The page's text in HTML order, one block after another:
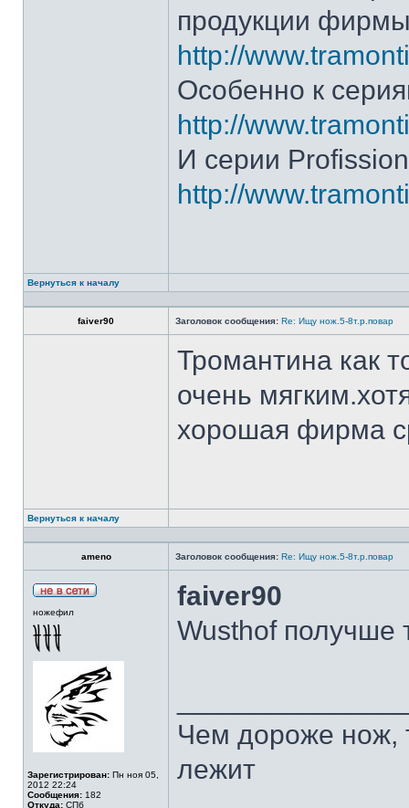
продукции
http://
Особенно к
http://
И серии
http://
Вернуться к началу
faiver90 Заголовок сообщения: Re: Ищу нож.5-8т.р.повар
Тромантина как
очень
хорошая фирма
Вернуться к началу
ameno Заголовок сообщения: Re: Ищу нож.5-8т.р.повар
ножефил
Зарегистрирован: Пн ноя 05,
2012 22:24
Сообщения: 182
Откуда: СПб
faiver90
Wusthof получше
Чем дороже нож,
лежит